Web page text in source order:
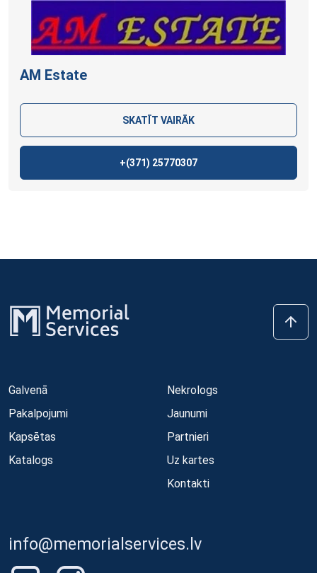
AM Estate
SKATĪT VAIRĀK
+(371) 25770307
Galvenā
Pakalpojumi
Kapsētas
Katalogs
Nekrologs
Jaunumi
Partnieri
Uz kartes
Kontakti
info@memorialservices.lv